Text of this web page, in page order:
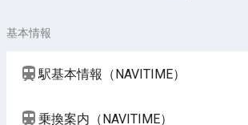
基本情報
駅基本情報（NAVITIME）
乗換案内（NAVITIME）